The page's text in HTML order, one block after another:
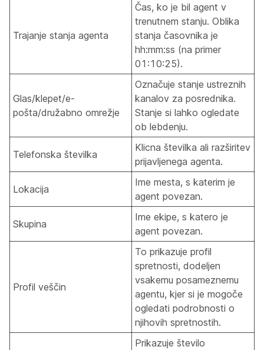
Trajanje stanja agenta
Čas, ko je bil agent v
trenutnem stanju. Oblika
stanja časovnika je
hh:mm:ss (na primer
01:10:25).
Glas/klepet/e-
pošta/družabno omrežje
Označuje stanje ustreznih
kanalov za posrednika.
Stanje si lahko ogledate
ob lebdenju.
Telefonska številka
Klicna številka ali razširitev
prijavljenega agenta.
Lokacija
Ime mesta, s katerim je
agent povezan.
Skupina
Ime ekipe, s katero je
agent povezan.
Profil veščin
To prikazuje profil
spretnosti, dodeljen
vsakemu posameznemu
agentu, kjer si je mogoče
ogledati podrobnosti o
njihovih spretnostih.
Prikazuje število